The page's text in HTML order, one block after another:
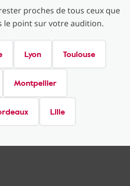
proches de tous ceux que
le point sur votre audition.
Lyon Toulouse
Montpellier
Lille